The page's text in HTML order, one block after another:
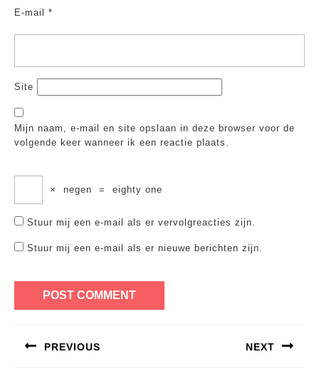
E-mail *
Site
Mijn naam, e-mail en site opslaan in deze browser voor de
volgende keer wanneer ik een reactie plaats.
× negen = eighty one
Stuur mij een e-mail als er vervolgreacties zijn.
Stuur mij een e-mail als er nieuwe berichten zijn.
navigatie
PREVIOUS NEXT